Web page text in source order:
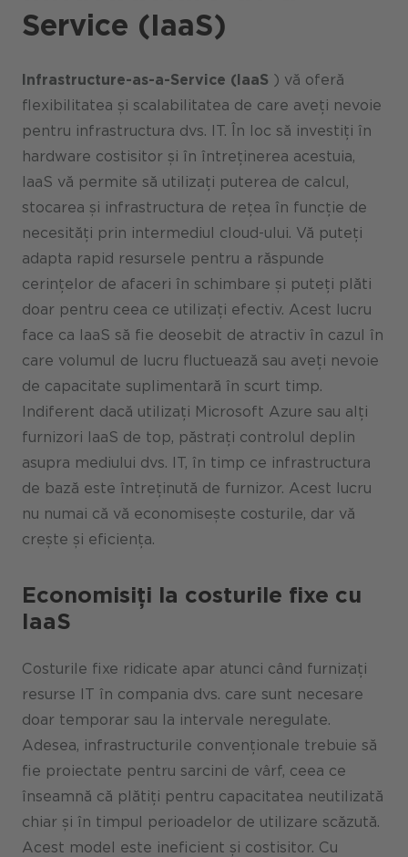
Service (IaaS)
Infrastructure-as-a-Service (IaaS ) vă oferă
flexibilitatea și scalabilitatea de care aveți nevoie
pentru infrastructura dvs. IT. În loc să investiți în
hardware costisitor și în întreținerea acestuia,
IaaS vă permite să utilizați puterea de calcul,
stocarea și infrastructura de rețea în funcție de
necesități prin intermediul cloud-ului. Vă puteți
adapta rapid resursele pentru a răspunde
cerințelor de afaceri în schimbare și puteți plăti
doar pentru ceea ce utilizați efectiv. Acest lucru
face ca IaaS să fie deosebit de atractiv în cazul în
care volumul de lucru fluctuează sau aveți nevoie
de capacitate suplimentară în scurt timp.
Indiferent dacă utilizați Microsoft Azure sau alți
furnizori IaaS de top, păstrați controlul deplin
asupra mediului dvs. IT, în timp ce infrastructura
de bază este întreținută de furnizor. Acest lucru
nu numai că vă economisește costurile, dar vă
crește și eficiența.
Economisiți la costurile fixe cu
IaaS
Costurile fixe ridicate apar atunci când furnizați
resurse IT în compania dvs. care sunt necesare
doar temporar sau la intervale neregulate.
Adesea, infrastructurile convenționale trebuie să
fie proiectate pentru sarcini de vârf, ceea ce
înseamnă că plătiți pentru capacitatea neutilizată
chiar și în timpul perioadelor de utilizare scăzută.
Acest model este ineficient și costisitor. Cu